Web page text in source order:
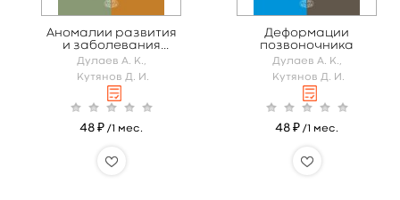
Аномалии развития
и заболевания
позвоночника
Дулаев А. К.,
Кутянов Д. И.
48 ₽ /1 мес.
Деформации
позвоночника
Дулаев А. К.,
Кутянов Д. И.
48 ₽ /1 мес.